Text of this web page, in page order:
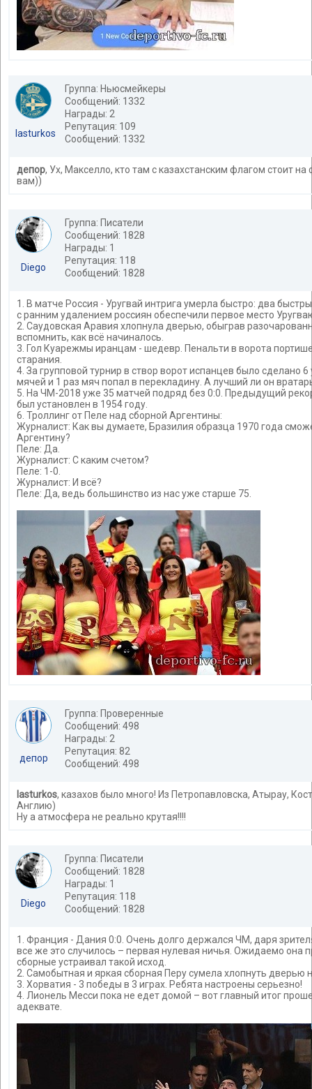
lasturkos
Группа: Ньюсмейкеры
Сообщений: 1332
Награды: 2
Репутация: 109
Сообщений: 1332
депор, Ух, Макселло, кто там с казахстанским флагом стоит
вам))
Diego
Группа: Писатели
Сообщений: 1828
Награды: 1
Репутация: 118
Сообщений: 1828
1. В матче Россия - Уругвай интрига умерла быстро: два
с ранним удалением россиян обеспечили первое место
2. Саудовская Аравия хлопнула дверью, обыграв
вспомнить, как всё начиналось.
3. Гол Куарежмы иранцам - шедевр. Пенальти в ворота
старания.
4. За групповой турнир в створ ворот испанцев было сделано
мячей и 1 раз мяч попал в перекладину. А лучший ли он
5. На ЧМ-2018 уже 35 матчей подряд без 0:0. Предыдущий
был установлен в 1954 году.
6. Троллинг от Пеле над сборной Аргентины:
Журналист: Как вы думаете, Бразилия образца 1970 года
Аргентину?
Пеле: Да.
Журналист: С каким счетом?
Пеле: 1-0.
Журналист: И всё?
Пеле: Да, ведь большинство из нас уже старше 75.
депор
Группа: Проверенные
Сообщений: 498
Награды: 2
Репутация: 82
Сообщений: 498
lasturkos, казахов было много! Из Петропавловска, Атырау,
Англию)
Ну а атмосфера не реально крутая!!!!
Diego
Группа: Писатели
Сообщений: 1828
Награды: 1
Репутация: 118
Сообщений: 1828
1. Франция - Дания 0:0. Очень долго держался ЧМ, даря
все же это случилось – первая нулевая ничья. Ожидаемо она
сборные устраивал такой исход.
2. Самобытная и яркая сборная Перу сумела хлопнуть дверью
3. Хорватия - 3 победы в 3 играх. Ребята настроены серьезно!
4. Лионель Месси пока не едет домой – вот главный итог
адеквате.